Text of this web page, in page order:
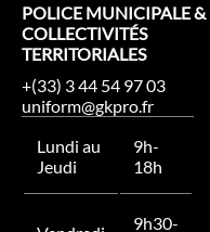
POLICE MUNICIPALE &
COLLECTIVITÉS
TERRITORIALES
+(33) 3 44 54 97 03
uniform@gkpro.fr
Lundi au
Jeudi
9h-
18h
9h30-